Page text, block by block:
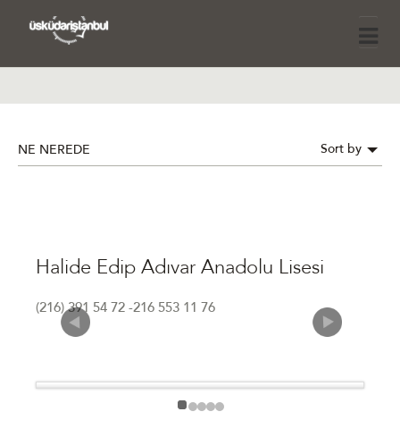
NE NEREDE Sort by
Halide Edip Adıvar Anadolu Lisesi
(216) 391 54 72 -216 553 11 76